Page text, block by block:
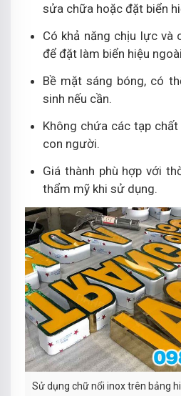
sửa chữa hoặc đặt biển
Có khả năng chịu lực và
để đặt làm biển hiệu
Bề mặt sáng bóng, có
sinh nếu cần.
Không chứa các tạp
con người.
Giá thành phù hợp với
thẩm mỹ khi sử dụng.
Sử dụng chữ nổi inox trên bảng